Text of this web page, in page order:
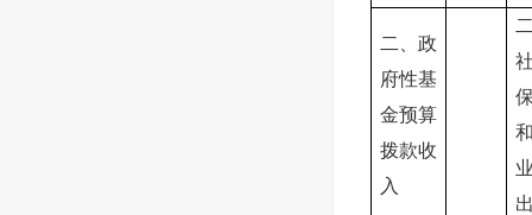
二、政
府性基
金预算
拨款收
入